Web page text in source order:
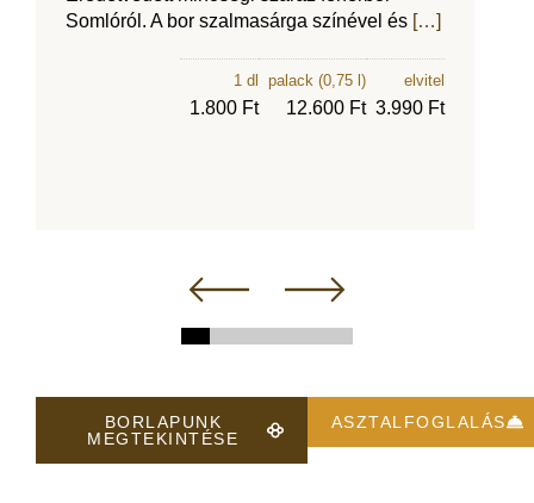
Somlóról. A bor szalmasárga színével és […]
1 dl
1.800 Ft
palack (0,75 l)
12.600 Ft
elvitel
3.990 Ft
BORLAPUNK
MEGTEKINTÉSE
ASZTALFOGLALÁS